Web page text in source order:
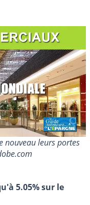
nouveau leurs portes
5.05% sur le